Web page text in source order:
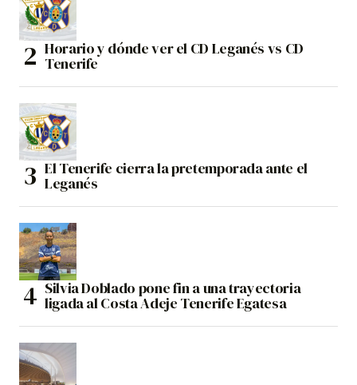
Horario y dónde ver el CD Leganés vs CD
Tenerife
El Tenerife cierra la pretemporada ante el
Leganés
Silvia Doblado pone fin a una trayectoria
ligada al Costa Adeje Tenerife Egatesa